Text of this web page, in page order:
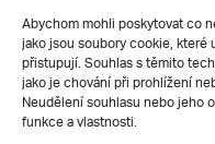
Abychom mohli poskytovat co
jako jsou soubory cookie,
přistupují. Souhlas s těmito
jako je chování při prohlížení
Neudělení souhlasu nebo jeho
funkce a vlastnosti.
Silverius
Ochrana soukromí